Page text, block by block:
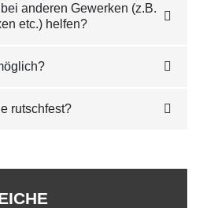
anderen Gewerken (z.B.
etc.) helfen?
rutschfest?